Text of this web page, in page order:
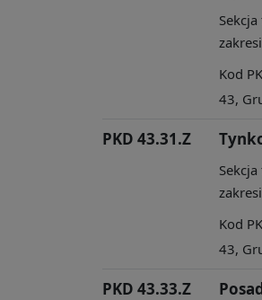
Kod
43,
PKD 43.31.Z
Kod
43,
PKD 43.33.Z